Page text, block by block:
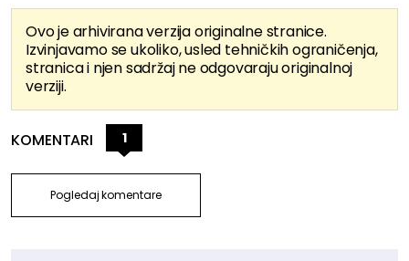
Ovo je arhivirana verzija originalne stranice.
Izvinjavamo se ukoliko, usled tehničkih ograničenja,
stranica i njen sadržaj ne odgovaraju originalnoj
verziji.
KOMENTARI 1
Pogledaj komentare